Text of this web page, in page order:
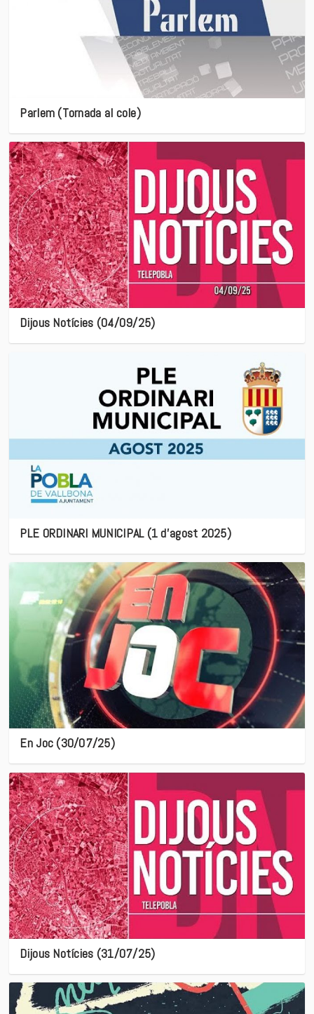
Parlem (Tornada al cole)
Dijous Notícies (04/09/25)
PLE ORDINARI MUNICIPAL (1 d’agost 2025)
En Joc (30/07/25)
Dijous Notícies (31/07/25)